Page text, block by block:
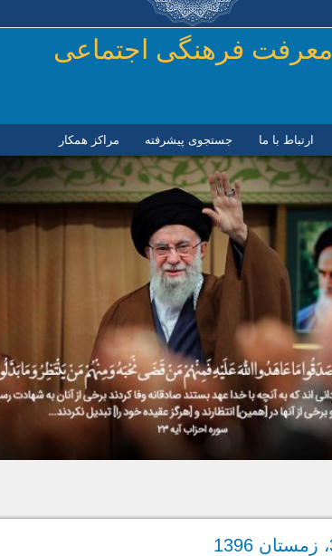
رفتن به محتوای اصلی
معرفت فرهنگی اجتماعی
ارتباط با ما جستجوی پیشرفته مراكز همكار